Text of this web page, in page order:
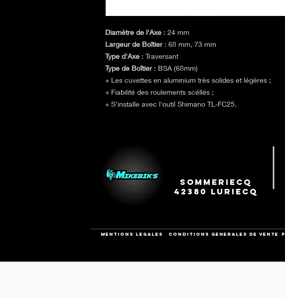
Diamètre de l'Axe : 24 mm
Largeur de Boîtier: 68 mm, 73 mm
Type d'Axe : Traversant
Type de Boîtier: BSA (68mm)
+ Les cuvettes en aluminium très solides et légères ;
+ Fiabilité des roulements scéllés ;
+ S'installe avec l'outil Shimano TL-FC25.
Sommeriecq
42380 Luriecq
Mentions legales CONDITIONS GENERALES DE VENTE